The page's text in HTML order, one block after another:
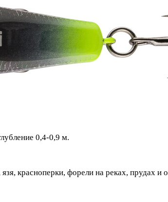
0,4-0,9 м.
красноперки, форели на реках, прудах и